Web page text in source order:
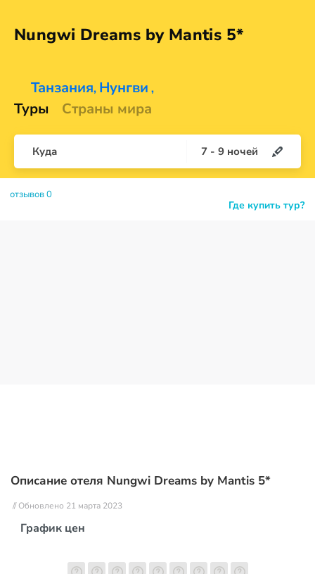
Nungwi Dreams by Mantis 5*
Танзания, Нунгви ,
Туры Страны мира
Куда 7 - 9 ночей
Где купить тур?
отзывов 0
Описание отеля Nungwi Dreams by Mantis 5*
// Обновлено 21 марта 2023
График цен